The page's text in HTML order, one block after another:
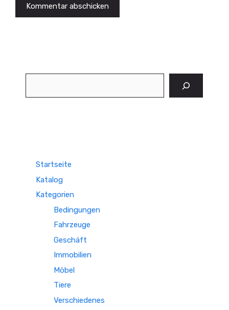
Startseite
Katalog
Kategorien
Bedingungen
Fahrzeuge
Geschäft
Immobilien
Möbel
Tiere
Verschiedenes